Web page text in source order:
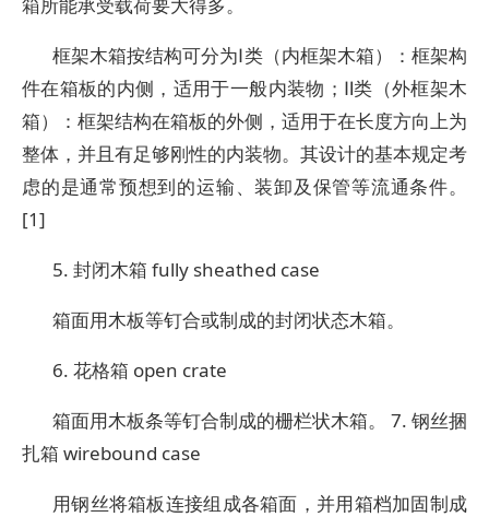
框架木箱按结构可分为Ⅰ类（内框架木箱）：框架构
件在箱板的内侧，适用于一般内装物；Ⅱ类（外框架木
箱）：框架结构在箱板的外侧，适用于在长度方向上为
整体，并且有足够刚性的内装物。其设计的基本规定考
虑的是通常预想到的运输、装卸及保管等流通条件。
[1]
5. 封闭木箱 fully sheathed case
箱面用木板等钉合或制成的封闭状态木箱。
6. 花格箱 open crate
箱面用木板条等钉合制成的栅栏状木箱。 7. 钢丝捆
扎箱 wirebound case
用钢丝将箱板连接组成各箱面，并用箱档加固制成